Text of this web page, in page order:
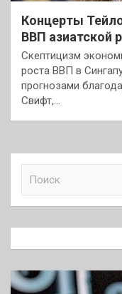
Концерты
ВВП азиатской
Скептицизм
роста ВВП в
прогнозами
Свифт,…
к